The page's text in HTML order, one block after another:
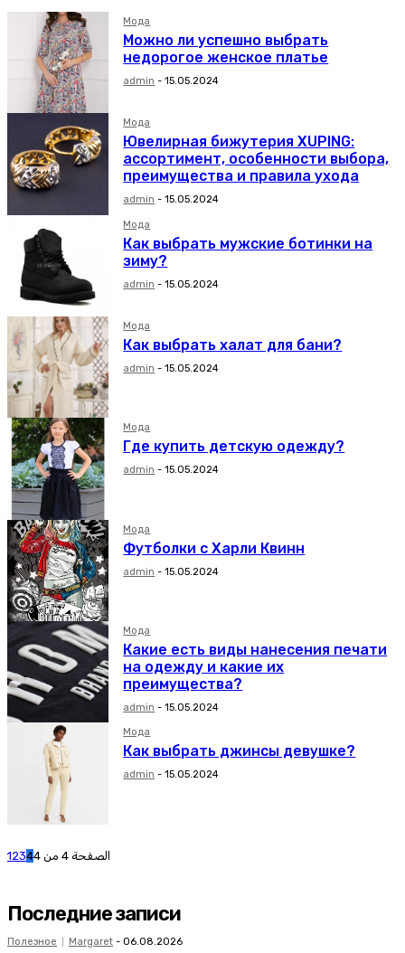
Мода
Можно ли успешно выбрать
недорогое женское платье
admin - 15.05.2024
Мода
Ювелирная бижутерия XUPING:
ассортимент, особенности выбора,
преимущества и правила ухода
admin - 15.05.2024
Мода
Как выбрать мужские ботинки на
зиму?
admin - 15.05.2024
Мода
Как выбрать халат для бани?
admin - 15.05.2024
Мода
Где купить детскую одежду?
admin - 15.05.2024
Мода
Футболки с Харли Квинн
admin - 15.05.2024
Мода
Какие есть виды нанесения печати
на одежду и какие их
преимущества?
admin - 15.05.2024
Мода
Как выбрать джинсы девушке?
admin - 15.05.2024
1234 الصفحة 4 من 4
Последние записи
Полезное Margaret - 06.08.2026